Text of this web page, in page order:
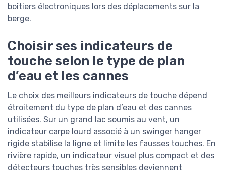
boîtiers électroniques lors des déplacements sur la
berge.
Choisir ses indicateurs de
touche selon le type de plan
d’eau et les cannes
Le choix des meilleurs indicateurs de touche dépend
étroitement du type de plan d’eau et des cannes
utilisées. Sur un grand lac soumis au vent, un
indicateur carpe lourd associé à un swinger hanger
rigide stabilise la ligne et limite les fausses touches. En
rivière rapide, un indicateur visuel plus compact et des
détecteurs touches très sensibles deviennent